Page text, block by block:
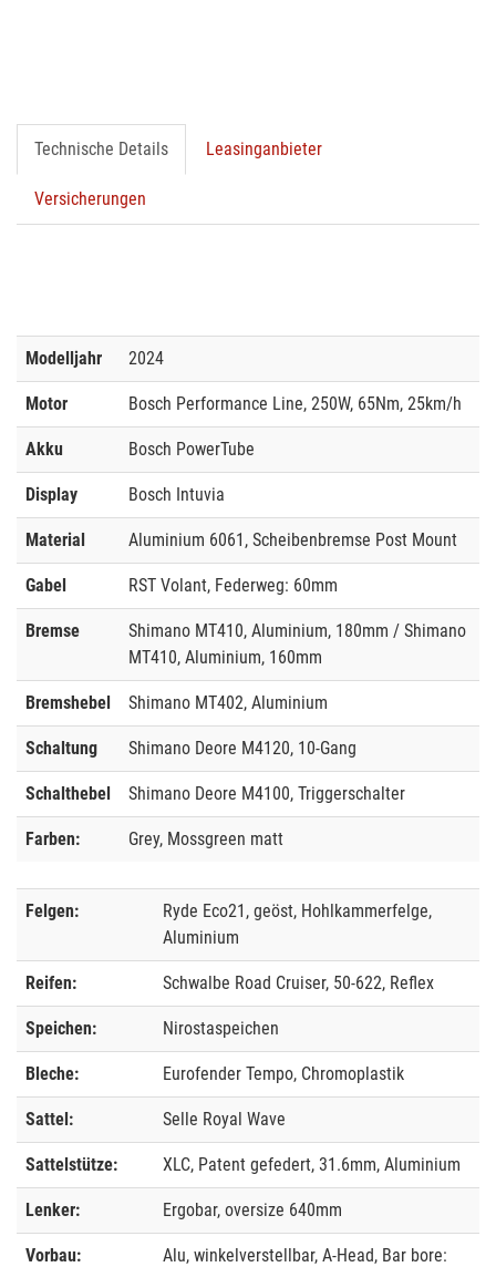
Technische Details Leasinganbieter
Versicherungen
Modelljahr 2024
Motor Bosch Performance Line, 250W, 65Nm, 25km/h
Akku Bosch PowerTube
Display Bosch Intuvia
Material Aluminium 6061, Scheibenbremse Post Mount
Gabel RST Volant, Federweg: 60mm
Bremse
Shimano MT410, Aluminium, 180mm / Shimano
MT410, Aluminium, 160mm
Bremshebel Shimano MT402, Aluminium
Schaltung Shimano Deore M4120, 10-Gang
Schalthebel Shimano Deore M4100, Triggerschalter
Farben: Grey, Mossgreen matt
Felgen:
Ryde Eco21, geöst, Hohlkammerfelge,
Aluminium
Reifen: Schwalbe Road Cruiser, 50-622, Reflex
Speichen: Nirostaspeichen
Bleche: Eurofender Tempo, Chromoplastik
Sattel: Selle Royal Wave
Sattelstütze: XLC, Patent gefedert, 31.6mm, Aluminium
Lenker: Ergobar, oversize 640mm
Vorbau: Alu, winkelverstellbar, A-Head, Bar bore: